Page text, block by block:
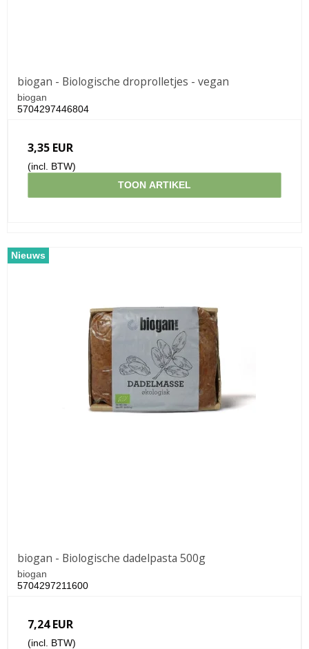
biogan - Biologische droprolletjes - vegan
biogan
5704297446804
3,35 EUR
(incl. BTW)
TOON ARTIKEL
Nieuws
biogan - Biologische dadelpasta 500g
biogan
5704297211600
7,24 EUR
(incl. BTW)